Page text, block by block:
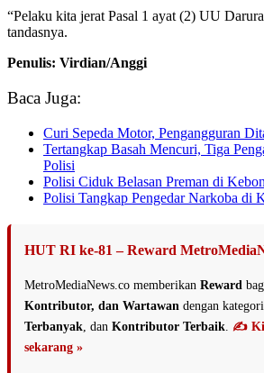
“Pelaku kita jerat Pasal 1 ayat (2) UU
tandasnya.
Penulis: Virdian/Anggi
Baca Juga:
Curi Sepeda Motor, Pengangguran
Tertangkap Basah Mencuri, Tiga
Polisi
Polisi Ciduk Belasan Preman di
Polisi Tangkap Pengedar Narkoba di
HUT RI ke-81 – Reward
MetroMediaNews.co memberikan Reward
Kontributor, dan Wartawan dengan kategori
Terbanyak , dan Kontributor Terbaik ✍️
sekarang »